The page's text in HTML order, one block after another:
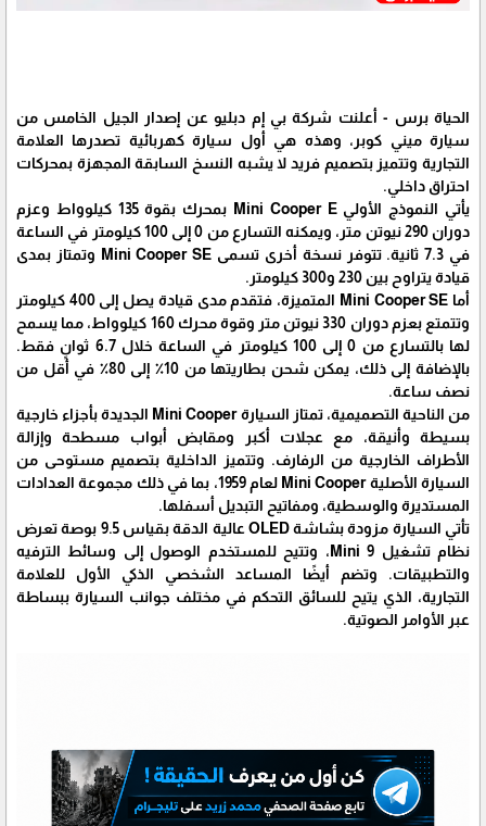
الحياة برس - أعلنت شركة بي إم دبليو عن إصدار الجيل الخامس من
سيارة ميني كوبر، وهذه هي أول سيارة كهربائية تصدرها العلامة
التجارية وتتميز بتصميم فريد لا يشبه النسخ السابقة المجهزة بمحركات
احتراق داخلي.
يأتي النموذج الأولي Mini Cooper E بمحرك بقوة 135 كيلوواط وعزم
دوران 290 نيوتن متر، ويمكنه التسارع من 0 إلى 100 كيلومتر في الساعة
في 7.3 ثانية. تتوفر نسخة أخرى تسمى Mini Cooper SE وتمتاز بمدى
قيادة يتراوح بين 230 و300 كيلومتر.
أما Mini Cooper SE المتميزة، فتقدم مدى قيادة يصل إلى 400 كيلومتر
وتتمتع بعزم دوران 330 نيوتن متر وقوة محرك 160 كيلوواط، مما يسمح
لها بالتسارع من 0 إلى 100 كيلومتر في الساعة خلال 6.7 ثوانٍ فقط.
بالإضافة إلى ذلك، يمكن شحن بطاريتها من 10٪ إلى 80٪ في أقل من
نصف ساعة.
من الناحية التصميمية، تمتاز السيارة Mini Cooper الجديدة بأجزاء خارجية
بسيطة وأنيقة، مع عجلات أكبر ومقابض أبواب مسطحة وإزالة
الأطراف الخارجية من الرفارف. وتتميز الداخلية بتصميم مستوحى من
السيارة الأصلية Mini Cooper لعام 1959، بما في ذلك مجموعة العدادات
المستديرة والوسطية، ومفاتيح التبديل أسفلها.
تأتي السيارة مزودة بشاشة OLED عالية الدقة بقياس 9.5 بوصة تعرض
نظام تشغيل Mini 9، وتتيح للمستخدم الوصول إلى وسائط الترفيه
والتطبيقات. وتضم أيضًا المساعد الشخصي الذكي الأول للعلامة
التجارية، الذي يتيح للسائق التحكم في مختلف جوانب السيارة ببساطة
عبر الأوامر الصوتية.